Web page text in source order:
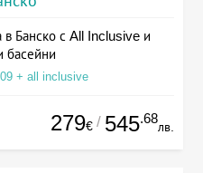
Банско с All Inclusive и
басейни
+ all inclusive
279€ / 545.68
лв.